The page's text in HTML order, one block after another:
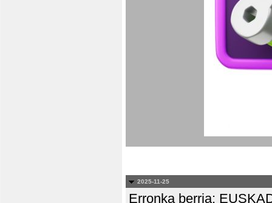
2025-11-25
Erronka berria: